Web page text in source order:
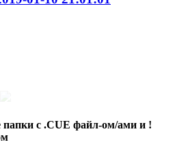
с .CUE файл-ом/ами и !